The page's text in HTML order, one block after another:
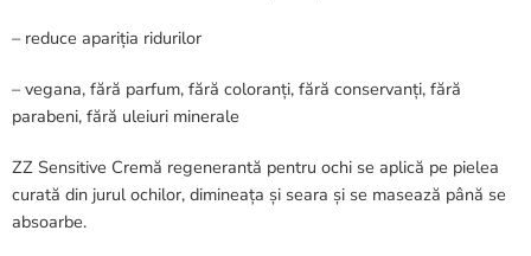
– reduce apariția ridurilor
– vegana, fără parfum, fără coloranți, fără conservanți, fără
parabeni, fără uleiuri minerale
ZZ Sensitive Cremă regenerantă pentru ochi se aplică pe pielea
curată din jurul ochilor, dimineața și seara și se masează până se
absoarbe.